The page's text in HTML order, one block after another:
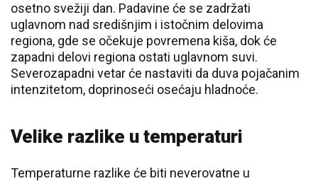
osetno svežiji dan. Padavine će se zadržati
uglavnom nad središnjim i istočnim delovima
regiona, gde se očekuje povremena kiša, dok će
zapadni delovi regiona ostati uglavnom suvi.
Severozapadni vetar će nastaviti da duva pojačanim
intenzitetom, doprinoseći osećaju hladnoće.
Velike razlike u temperaturi
Temperaturne razlike će biti neverovatne u